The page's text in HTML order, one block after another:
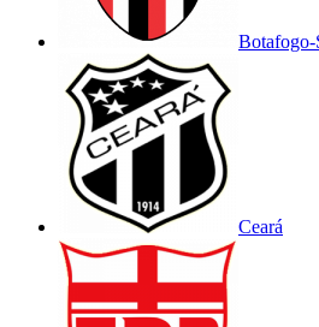
Botafogo-
Ceará